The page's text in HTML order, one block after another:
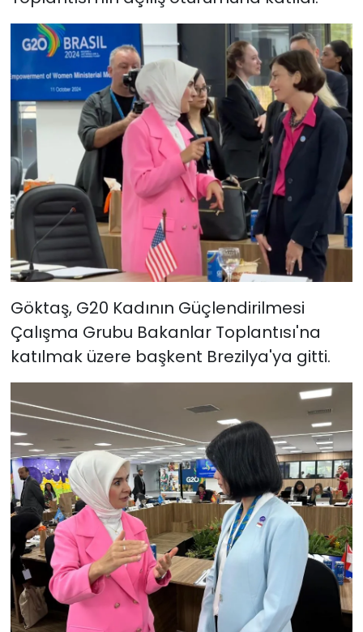
Göktaş, G20 Kadının Güçlendirilmesi
Çalışma Grubu Bakanlar Toplantısı'na
katılmak üzere başkent Brezilya'ya gitti.